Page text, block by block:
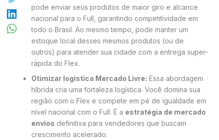
pode enviar seus produtos de maior giro e alcance
nacional para o Full, garantindo competitividade em
todo o Brasil. Ao mesmo tempo, pode manter um
estoque local desses mesmos produtos (ou de
outros) para atender sua cidade com a entrega super-
rápida do Flex.
Otimizar logística Mercado Livre: Essa abordagem
híbrida cria uma fortaleza logística. Você domina sua
região com o Flex e compete em pé de igualdade em
nível nacional com o Full. É a estratégia de mercado
envios definitiva para vendedores que buscam
crescimento acelerado.